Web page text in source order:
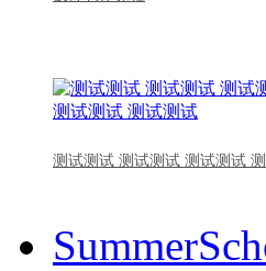
测试测试 测试测试 测试测试